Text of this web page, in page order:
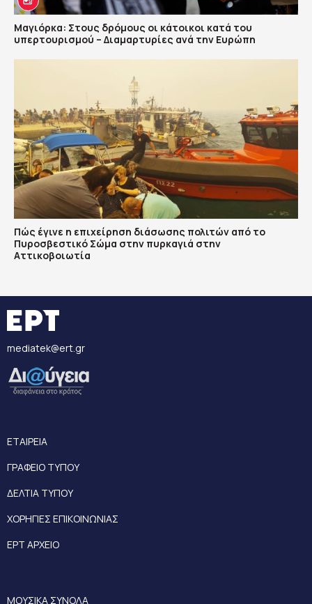
Μαγιόρκα: Στους δρόμους οι κάτοικοι κατά του
υπερτουρισμού – Διαμαρτυρίες ανά την Ευρώπη
Πώς έγινε η επιχείρηση διάσωσης πολιτών από το
Πυροσβεστικό Σώμα στην πυρκαγιά στην
Αττικοβοιωτία
mediatek@ert.gr
ΕΤΑΙΡΕΙΑ
ΓΡΑΦΕΙΟ ΤΥΠΟΥ
ΔΕΛΤΙΑ ΤΥΠΟΥ
ΧΟΡΗΓΙΕΣ ΕΠΙΚΟΙΝΩΝΙΑΣ
ΕΡΤ ΑΡΧΕΙΟ
ΜΟΥΣΙΚΑ ΣΥΝΟΛΑ